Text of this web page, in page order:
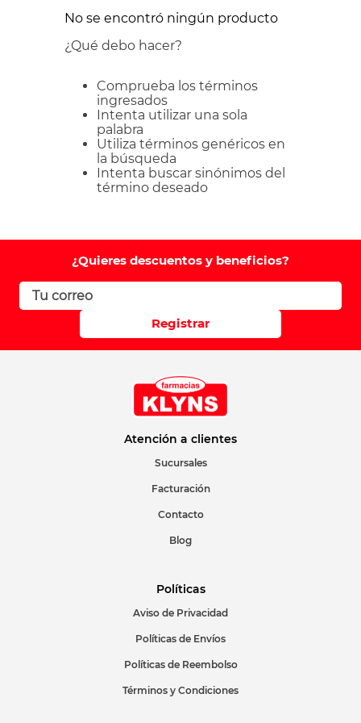
No se encontró ningún producto
¿Qué debo hacer?
Comprueba los términos
ingresados
Intenta utilizar una sola
palabra
Utiliza términos genéricos en
la búsqueda
Intenta buscar sinónimos del
término deseado
¿Quieres descuentos y beneficios?
Registrar
Atención a clientes
Sucursales
Facturación
Contacto
Blog
Políticas
Aviso de Privacidad
Políticas de Envíos
Políticas de Reembolso
Términos y Condiciones